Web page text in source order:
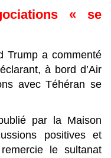
« se
Trump a commenté
à bord d’Air
avec Téhéran se
par la Maison
positives et
le sultanat